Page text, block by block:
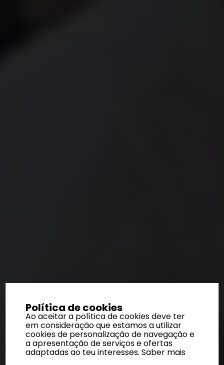
Política de cookies
Ao aceitar a política de cookies deve ter
em consideração que estamos a utilizar
cookies de personalização de navegação e
a apresentação de serviços e ofertas
adaptadas ao teu interesses.Saber mais